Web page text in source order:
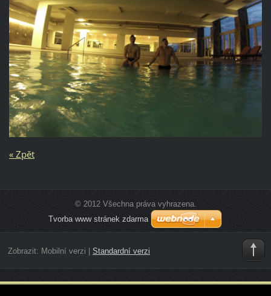
« Zpět
© 2012 Všechna práva vyhrazena.
Tvorba www stránek zdarma
Zobrazit: Mobilní verzi | Standardní verzi